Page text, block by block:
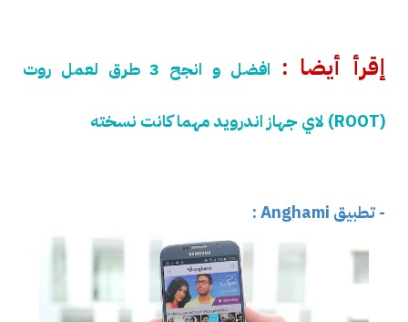
إقرأ أيضا : افضل و انجح 3 طرق لعمل روت
(ROOT) لاي جهاز اندرويد مهما كانت نسخته
- تطبيق Anghami :